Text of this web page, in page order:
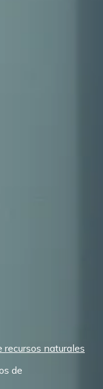
recursos naturales
de